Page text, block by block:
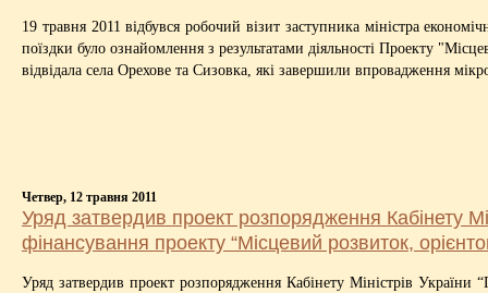
19 травня 2011 відбувся робочий візит заступника міністра
поїздки було ознайомлення з результатами діяльності Проекту
відвідала села Орехове та Сизовка, які завершили впровадження
Четвер, 12 травня 2011
Уряд затвердив проект розпорядження Кабінету
фінансування проекту “Місцевий розвиток,
Уряд затвердив проект розпорядження Кабінету Міністрів